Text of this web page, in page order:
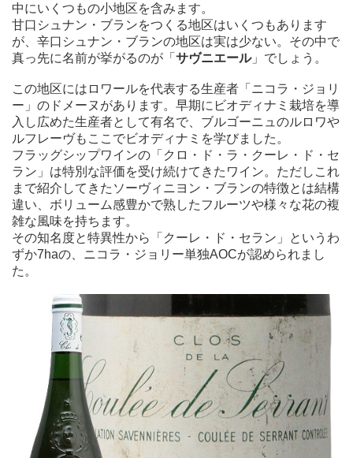
中にいくつもの小地区を含みます。
甘口シュナン・ブランをつくる地区はいくつもあります
が、辛口シュナン・ブランの地区は実は少ない。その中で
真っ先に名前が挙がるのが「 サヴニエール」でしょう。
この地区にはロワールを代表する生産者「ニコラ・ジョリ
ー」のドメーヌがあります。早期にビオディナミ栽培を導
入し広めた生産者として有名で、ブルゴーニュのルロワや
ルフレーヴもここでビオディナミを学びました。
フラッグシップワインの「クロ・ド・ラ・クーレ・ド・セ
ラン」は特別な評価を受け続けてきたワイン。ただしこれ
まで紹介してきたソーヴィニヨン・ブランの特徴とは結構
違い、ボリューム感豊かで熟したフルーツや様々な花の複
雑な風味を持ちます。
その知名度と特異性から「クーレ・ド・セラン」というわ
ずか7haの、ニコラ・ジョリー単独AOCが認められまし
た。